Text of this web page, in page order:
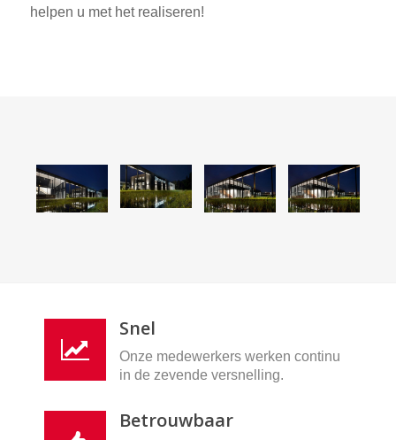
helpen u met het realiseren!
Snel
Onze medewerkers werken continu
in de zevende versnelling.
Betrouwbaar